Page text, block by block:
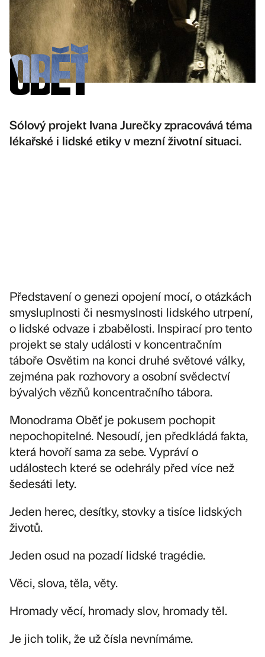
Oběť
Sólový projekt Ivana Jurečky zpracovává téma
lékařské i lidské etiky v mezní životní situaci.
Představení o genezi opojení mocí, o otázkách
smysluplnosti či nesmyslnosti lidského utrpení,
o lidské odvaze i zbabělosti. Inspirací pro tento
projekt se staly události v koncentračním
táboře Osvětim na konci druhé světové války,
zejména pak rozhovory a osobní svědectví
bývalých vězňů koncentračního tábora.
Monodrama Oběť je pokusem pochopit
nepochopitelné. Nesoudí, jen předkládá fakta,
která hovoří sama za sebe. Vypráví o
událostech které se odehrály před více než
šedesáti lety.
Jeden herec, desítky, stovky a tisíce lidských
životů.
Jeden osud na pozadí lidské tragédie.
Věci, slova, těla, věty.
Hromady věcí, hromady slov, hromady těl.
Je jich tolik, že už čísla nevnímáme.